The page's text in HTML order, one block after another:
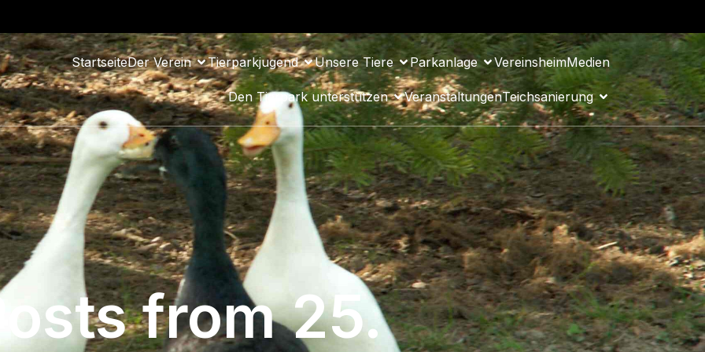
StartseiteDer Verein Tierparkjugend Unsere Tiere Parkanlage VereinsheimMedien
Den Tierpark unterstützen VeranstaltungenTeichsanierung
from 25.